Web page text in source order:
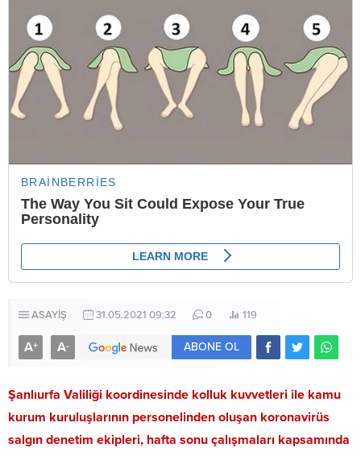
ASAYİŞ 31.05.2021 09:32 0 119
A+ A- ABONE OL
Şanlıurfa Valiliği koordinesinde kolluk kuvvetleri ile kamu
kurum kuruluşlarının personelinden oluşan koronavirüs
salgın denetim ekipleri, hafta sonu çalışmaları kapsamında